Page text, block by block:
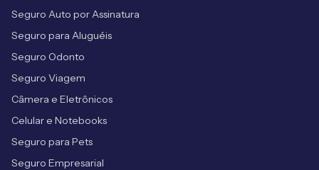
Seguro Auto por Assinatura
Seguro para Aluguéis
Seguro Odonto
Seguro Viagem
Câmera e Eletrônicos
Celular e Notebooks
Seguro para Pets
Seguro Empresarial